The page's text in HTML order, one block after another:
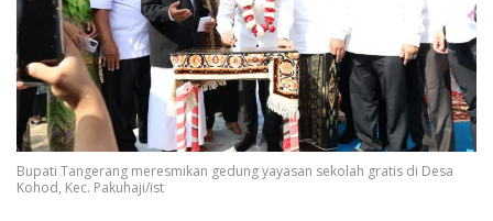
Bupati Tangerang meresmikan gedung yayasan sekolah gratis di Desa
Kohod, Kec. Pakuhaji/ist